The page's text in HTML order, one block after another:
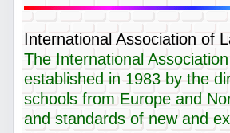
International Association of
The International
established in 1983 by the
schools from Europe and
and standards of new and